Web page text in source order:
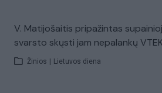
V. Matijošaitis pripažintas
svarsto skųsti jam nepalankų
Žinios Lietuvos diena